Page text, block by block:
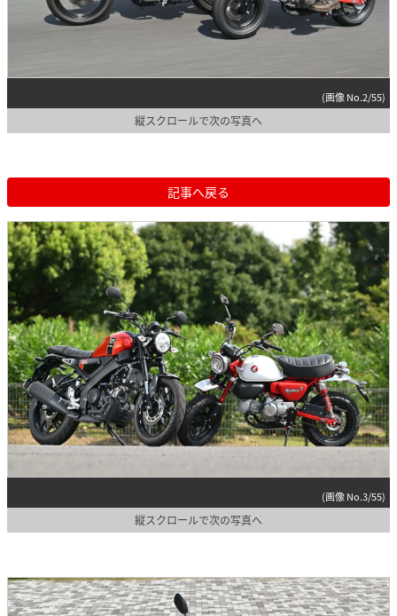
(画像 No.2/55)
縦スクロールで次の写真へ
記事へ戻る
(画像 No.3/55)
縦スクロールで次の写真へ